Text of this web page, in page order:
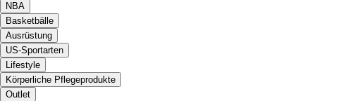
NBA
Basketbälle
Ausrüstung
US-Sportarten
Lifestyle
Körperliche Pflegeprodukte
Outlet